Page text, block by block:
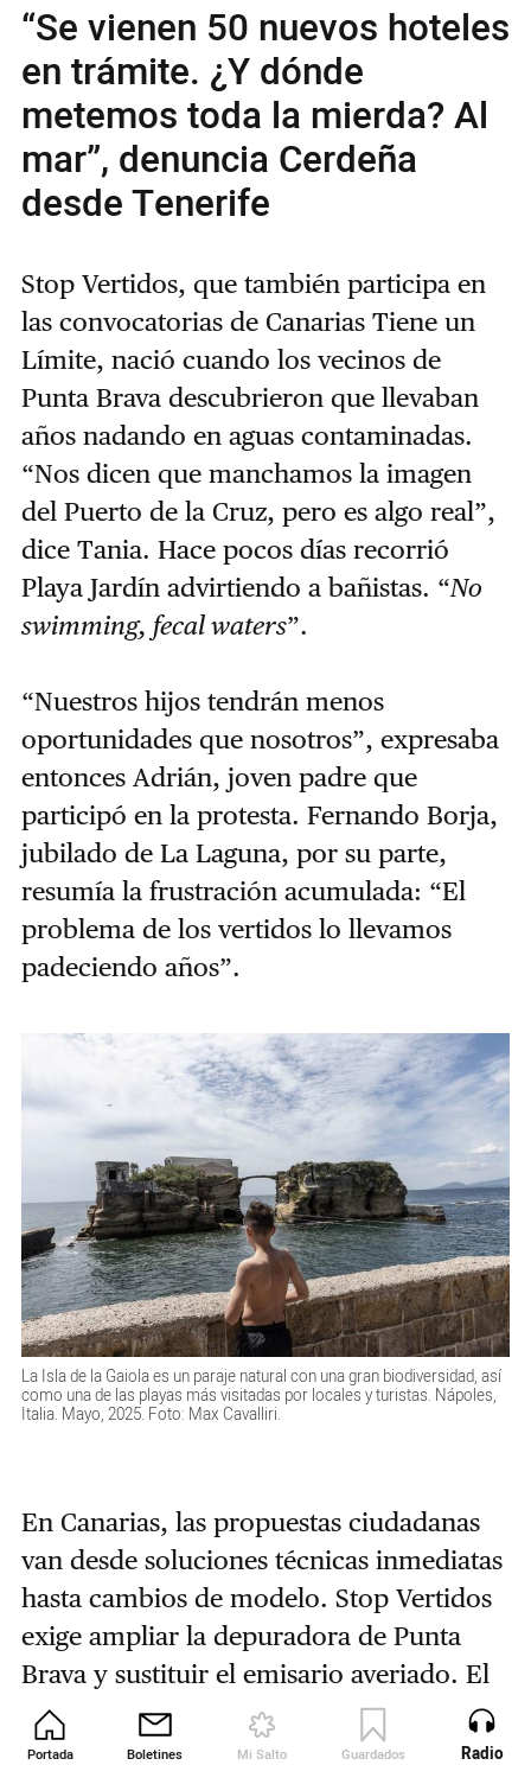
Portada Boletines Mi Salto Guardados Revista
“Se vienen 50 nuevos hoteles
en trámite. ¿Y dónde
metemos toda la mierda? Al
mar”, denuncia Cerdeña
desde Tenerife
Stop Vertidos, que también participa en
las convocatorias de Canarias Tiene un
Límite, nació cuando los vecinos de
Punta Brava descubrieron que llevaban
años nadando en aguas contaminadas.
“Nos dicen que manchamos la imagen
del Puerto de la Cruz, pero es algo real”,
dice Tania. Hace pocos días recorrió
Playa Jardín advirtiendo a bañistas. “No
swimming, fecal waters”.
“Nuestros hijos tendrán menos
oportunidades que nosotros”, expresaba
entonces Adrián, joven padre que
participó en la protesta. Fernando Borja,
jubilado de La Laguna, por su parte,
resumía la frustración acumulada: “El
problema de los vertidos lo llevamos
padeciendo años”.
La Isla de la Gaiola es un paraje natural con una gran biodiversidad, así
como una de las playas más visitadas por locales y turistas. Nápoles,
Italia. Mayo, 2025. Foto: Max Cavalliri.
En Canarias, las propuestas ciudadanas
van desde soluciones técnicas inmediatas
hasta cambios de modelo. Stop Vertidos
exige ampliar la depuradora de Punta
Brava y sustituir el emisario averiado. El
doctor Gutiérrez insiste en reforzar las
plantas de tratamiento: “Hay que
Radio